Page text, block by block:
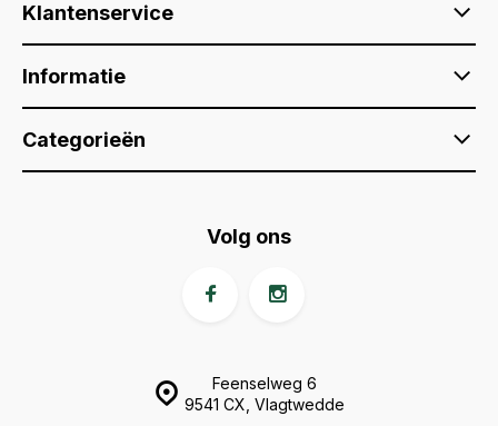
Klantenservice
Informatie
Categorieën
Feenselweg 6
9541 CX, Vlagtwedde
Volg ons